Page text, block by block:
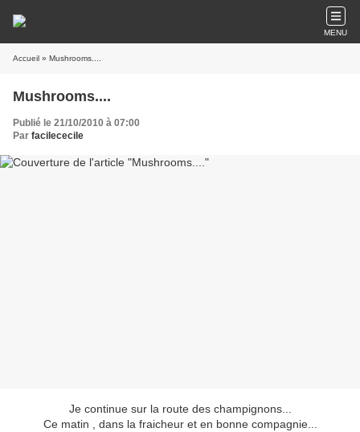
MENU
Accueil » Mushrooms....
Mushrooms....
Publié le 21/10/2010 à 07:00
Par facilececile
Je continue sur la route des champignons...
Ce matin , dans la fraicheur et en bonne compagnie...